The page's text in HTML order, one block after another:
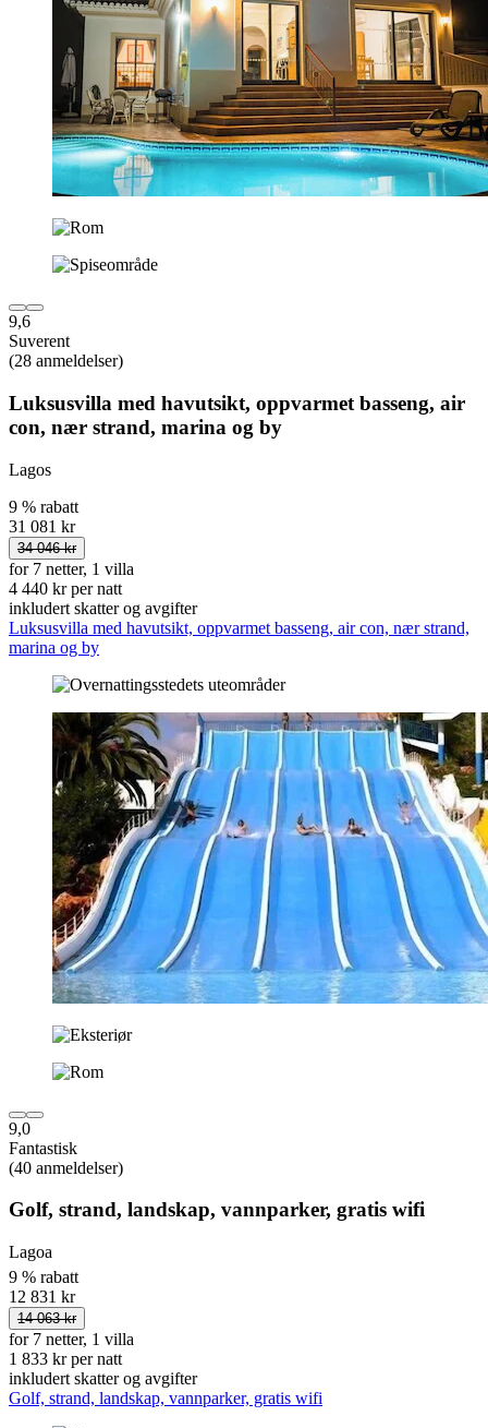
9,6
Suverent
(28 anmeldelser)
Luksusvilla med havutsikt, oppvarmet basseng, air
con, nær strand, marina og by
Lagos
9 % rabatt
31 081 kr
34 046 kr
for 7 netter, 1 villa
4 440 kr per natt
inkludert skatter og avgifter
Luksusvilla med havutsikt, oppvarmet basseng, air con, nær strand,
marina og by
9,0
Fantastisk
(40 anmeldelser)
Golf, strand, landskap, vannparker, gratis wifi
Lagoa
9 % rabatt
12 831 kr
14 063 kr
for 7 netter, 1 villa
1 833 kr per natt
inkludert skatter og avgifter
Golf, strand, landskap, vannparker, gratis wifi